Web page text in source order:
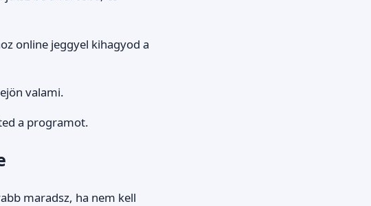
online jeggyel kihagyod a
valami.
a programot.
maradsz, ha nem kell